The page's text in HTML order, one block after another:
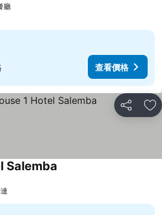
廳
查看價格
分享 加
Salemba